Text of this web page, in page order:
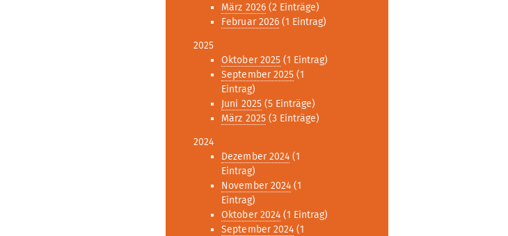
März 2026(2 Einträge)
Februar 2026 (1 Eintrag)
2025
Oktober 2025 (1 Eintrag)
September 2025 (1
Eintrag)
Juni 2025(5 Einträge)
März 2025(3 Einträge)
2024
Dezember 2024 (1
Eintrag)
November 2024 (1
Eintrag)
Oktober 2024 (1 Eintrag)
September 2024 (1